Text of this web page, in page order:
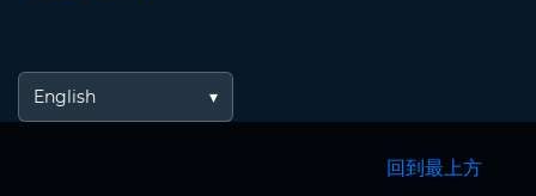
English
回到最上方